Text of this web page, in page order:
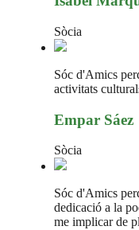
Sòcia
Sóc d'Amics
activitats
Empar Sáez
Sòcia
Sóc d'Amics
dedicació a la
me implicar de